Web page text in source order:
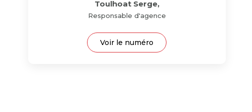
Toulhoat Serge,
Responsable d'agence
Voir le numéro